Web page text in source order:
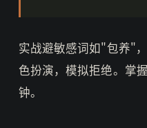
实战避敏感词如"包养"
色扮演，模拟拒绝。掌
钟。